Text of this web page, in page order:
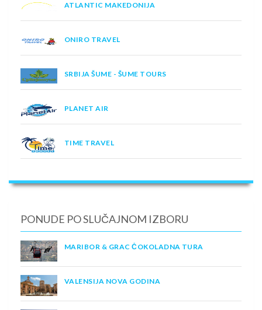
ATLANTIC MAKEDONIJA
ONIRO TRAVEL
SRBIJA ŠUME - ŠUME TOURS
PLANET AIR
TIME TRAVEL
PONUDE PO SLUČAJNOM IZBORU
MARIBOR & GRAC ČOKOLADNA TURA
VALENSIJA NOVA GODINA